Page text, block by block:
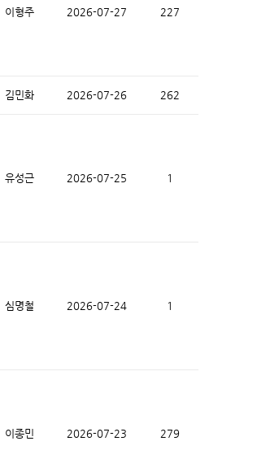
이형주 2026-07-27 227
김민화 2026-07-26 262
유성근 2026-07-25 1
심명철 2026-07-24 1
이종민 2026-07-23 279